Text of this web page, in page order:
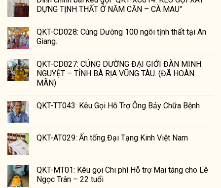
DỰNG TỊNH THẤT Ở NĂM CĂN – CÀ MAU”
QKT-CD028: Cúng Dường 100 ngôi tịnh thất tại An
Giang.
QKT-CD027: CÚNG DƯỜNG ĐẠI GIỚI ĐÀN MINH
NGUYỆT – TỈNH BÀ RỊA VŨNG TÀU. (ĐÃ HOÀN
MÃN)
QKT-TT043: Kêu Gọi Hỗ Trợ Ông Bảy Chữa Bệnh
QKT-AT029: Ấn tống Đại Tạng Kinh Việt Nam
QKT-MT01: Kêu gọi Chi phí Hỗ trợ Mai táng cho Lê
Ngọc Trân – 22 tuổi